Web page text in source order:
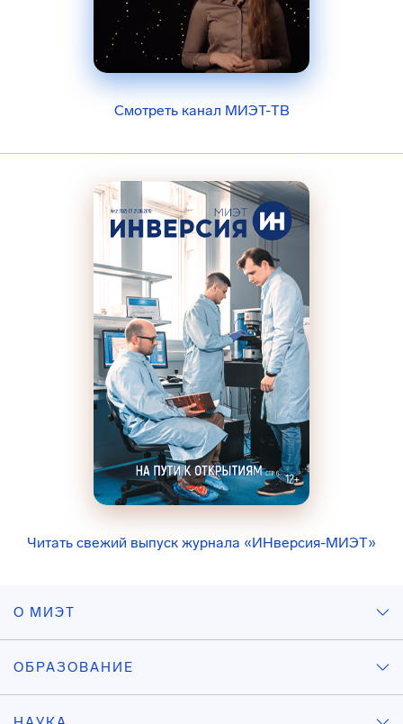
Смотреть канал МИЭТ-ТВ
Читать свежий выпуск журнала «ИНверсия-МИЭТ»
О МИЭТ
ОБРАЗОВАНИЕ